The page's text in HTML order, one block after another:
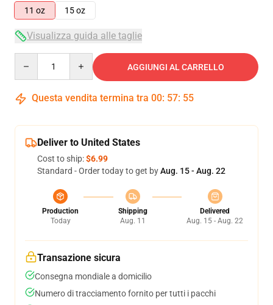
11 oz
15 oz
Visualizza guida alle taglie
AGGIUNGI AL CARRELLO
Questa vendita termina tra 00: 57: 54
Deliver to United States
Cost to ship:$6.99
Standard - Order today to get byAug. 15 - Aug. 22
Production
Today
Shipping
Aug. 11
Delivered
Aug. 15 - Aug. 22
Transazione sicura
Consegna mondiale a domicilio
Numero di tracciamento fornito per tutti i pacchi